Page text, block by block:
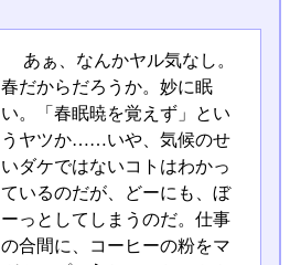
あぁ、なんかヤル気なし。
春だからだろうか。妙に眠
い。「春眠暁を覚えず」とい
うヤツか……いや、気候のせ
いダケではないコトはわかっ
ているのだが、どーにも、ぼ
ーっとしてしまうのだ。仕事
の合間に、コーヒーの粉をマ